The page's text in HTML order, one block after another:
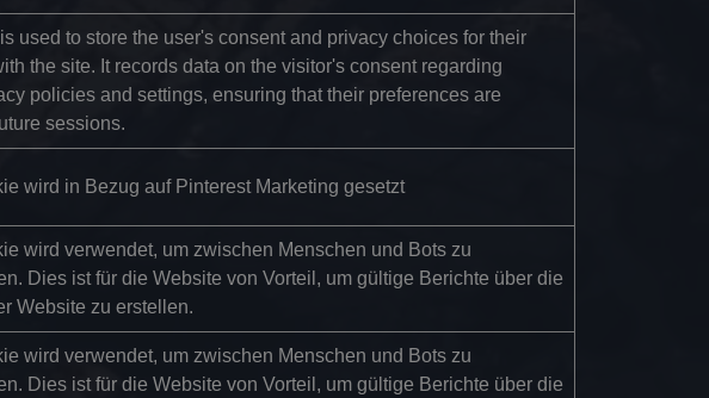
used to store the user's consent and privacy choices for their
the site. It records data on the visitor's consent regarding
policies and settings, ensuring that their preferences are
sessions.
wird in Bezug auf Pinterest Marketing gesetzt
wird verwendet, um zwischen Menschen und Bots zu
Dies ist für die Website von Vorteil, um gültige Berichte über die
Website zu erstellen.
wird verwendet, um zwischen Menschen und Bots zu
Dies ist für die Website von Vorteil, um gültige Berichte über die